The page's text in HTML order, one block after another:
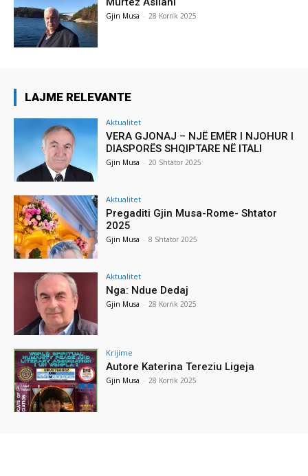
Gjin Musa - 28 Korrik 2025
LAJME RELEVANTE
Aktualitet
VERA GJONAJ – NJË EMËR I NJOHUR I
DIASPORËS SHQIPTARE NË ITALI
Gjin Musa - 20 Shtator 2025
Aktualitet
Pregaditi Gjin Musa-Rome- Shtator
2025
Gjin Musa - 8 Shtator 2025
Aktualitet
Nga: Ndue Dedaj
Gjin Musa - 28 Korrik 2025
Krijime
Autore Katerina Tereziu Ligeja
Gjin Musa - 28 Korrik 2025